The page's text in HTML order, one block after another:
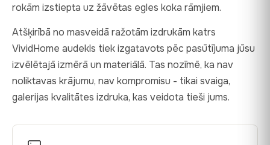
rokām izstiepta uz žāvētas egles koka rāmjiem.
Atšķirībā no masveidā ražotām izdrukām katrs
VividHome audekls tiek izgatavots pēc pasūtījuma jūsu
izvēlētajā izmērā un materiālā. Tas nozīmē, ka nav
noliktavas krājumu, nav kompromisu - tikai svaiga,
galerijas kvalitātes izdruka, kas veidota tieši jums.